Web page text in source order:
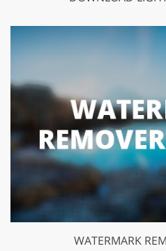
WATERMARK